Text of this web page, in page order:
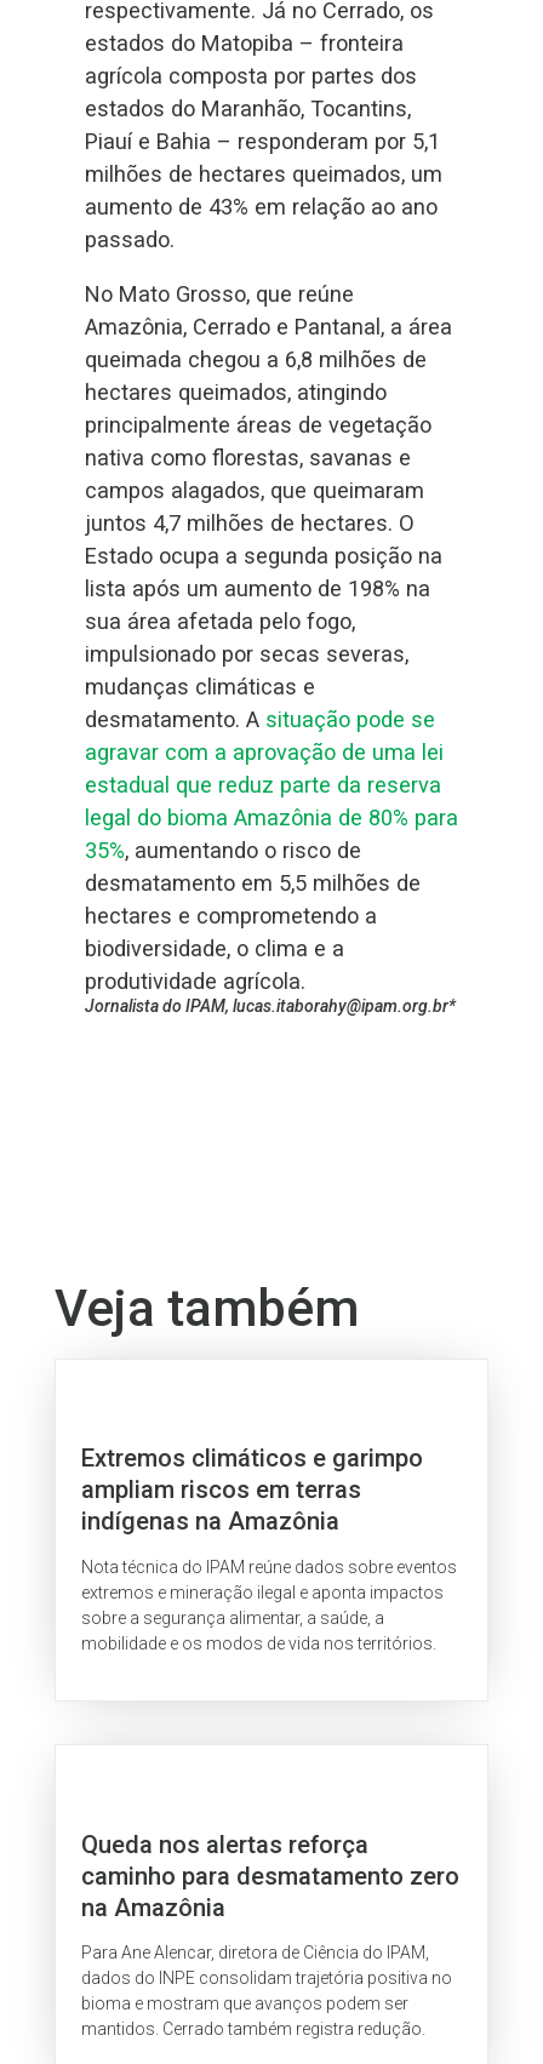
respectivamente. Já no Cerrado, os
estados do Matopiba – fronteira
agrícola composta por partes dos
estados do Maranhão, Tocantins,
Piauí e Bahia – responderam por 5,1
milhões de hectares queimados, um
aumento de 43% em relação ao ano
passado.
No Mato Grosso, que reúne
Amazônia, Cerrado e Pantanal, a área
queimada chegou a 6,8 milhões de
hectares queimados, atingindo
principalmente áreas de vegetação
nativa como florestas, savanas e
campos alagados, que queimaram
juntos 4,7 milhões de hectares. O
Estado ocupa a segunda posição na
lista após um aumento de 198% na
sua área afetada pelo fogo,
impulsionado por secas severas,
mudanças climáticas e
desmatamento. A situação pode se
agravar com a aprovação de uma lei
estadual que reduz parte da reserva
legal do bioma Amazônia de 80% para
35%, aumentando o risco de
desmatamento em 5,5 milhões de
hectares e comprometendo a
biodiversidade, o clima e a
produtividade agrícola.
Jornalista do IPAM, lucas.itaborahy@ipam.org.br*
Veja também
Extremos climáticos e garimpo
ampliam riscos em terras
indígenas na Amazônia
Nota técnica do IPAM reúne dados sobre eventos
extremos e mineração ilegal e aponta impactos
sobre a segurança alimentar, a saúde, a
mobilidade e os modos de vida nos territórios.
Queda nos alertas reforça
caminho para desmatamento zero
na Amazônia
Para Ane Alencar, diretora de Ciência do IPAM,
dados do INPE consolidam trajetória positiva no
bioma e mostram que avanços podem ser
mantidos. Cerrado também registra redução.